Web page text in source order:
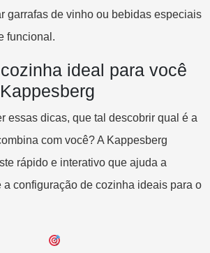
garrafas de vinho ou bebidas especiais
funcional.
ideal para você
essas dicas, que tal descobrir qual é a
com você? A Kappesberg
rápido e interativo que ajuda a
a configuração de cozinha ideais para o